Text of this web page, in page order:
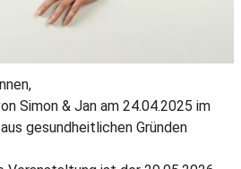
Simon & Jan am 24.04.2025 im
gesundheitlichen Gründen